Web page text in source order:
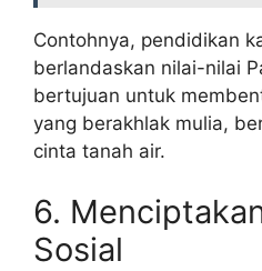
Contohnya, pendidikan
berlandaskan nilai-nilai
bertujuan untuk
yang berakhlak mulia,
cinta tanah air.
6.
Sosial